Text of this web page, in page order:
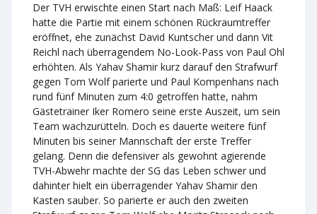
Der TVH erwischte einen Start nach Maß: Leif Haack
hatte die Partie mit einem schönen Rückraumtreffer
eröffnet, ehe zunächst David Kuntscher und dann Vit
Reichl nach überragendem No-Look-Pass von Paul Ohl
erhöhten. Als Yahav Shamir kurz darauf den Strafwurf
gegen Tom Wolf parierte und Paul Kompenhans nach
rund fünf Minuten zum 4:0 getroffen hatte, nahm
Gästetrainer Iker Romero seine erste Auszeit, um sein
Team wachzurütteln. Doch es dauerte weitere fünf
Minuten bis seiner Mannschaft der erste Treffer
gelang. Denn die defensiver als gewohnt agierende
TVH-Abwehr machte der SG das Leben schwer und
dahinter hielt ein überragender Yahav Shamir den
Kasten sauber. So parierte er auch den zweiten